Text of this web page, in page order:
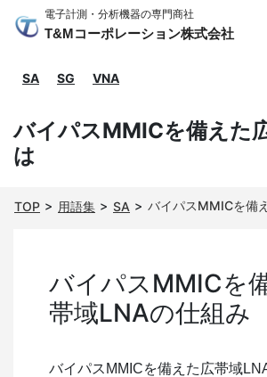
電子計測・分析機器の専門商社
T&Mコーポレーション株式会社
SA SG VNA
バイパスMMICを備えた
は
TOP 用語集 SA バイパスMMICを備
バイパスMMICを
帯域LNAの仕組み
バイパスMMICを備えた広帯域